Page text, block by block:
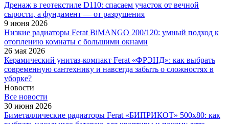
Дренаж в геотекстиле D110: спасаем участок от вечной
сырости, а фундамент — от разрушения
9 июня 2026
Низкие радиаторы Ferat BiMANGO 200/120: умный подход к
отоплению комнаты с большими окнами
26 мая 2026
Керамический унитаз-компакт Ferat «ФРЭНД»: как выбрать
современную сантехнику и навсегда забыть о сложностях в
уборке?
Новости
Все новости
30 июня 2026
Биметаллические радиаторы Ferat «БИПРИКОТ» 500x80: как